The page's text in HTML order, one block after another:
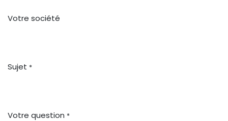
Votre société
Sujet *
Votre question *